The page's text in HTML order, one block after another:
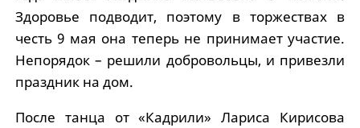
Здоровье подводит, поэтому в торжествах в
честь 9 мая она теперь не принимает участие.
Непорядок – решили добровольцы, и привезли
праздник на дом.
После танца от «Кадрили» Лариса Кирисова